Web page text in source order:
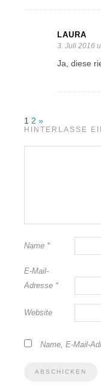
LAURA
3. Juli 2016
Ja, diese
1 2 »
HINTERLASSE
Name *
E-Mail-
Adresse *
Website
Name, E-Mail-